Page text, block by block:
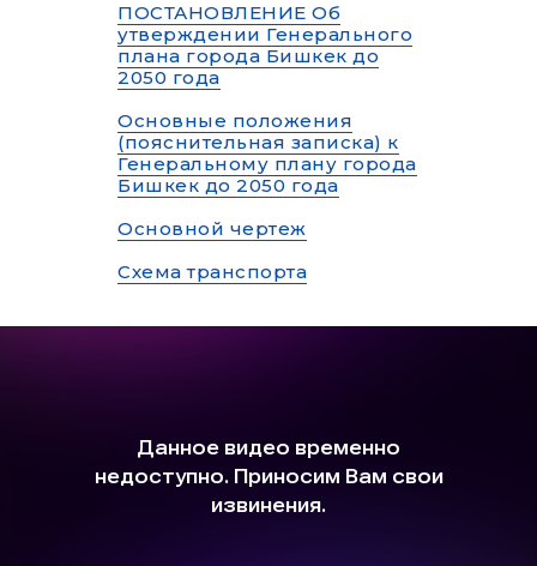
ПОСТАНОВЛЕНИЕ Об
утверждении Генерального
плана города Бишкек до
2050 года
Основные положения
(пояснительная записка) к
Генеральному плану города
Бишкек до 2050 года
Основной чертеж
Схема транспорта